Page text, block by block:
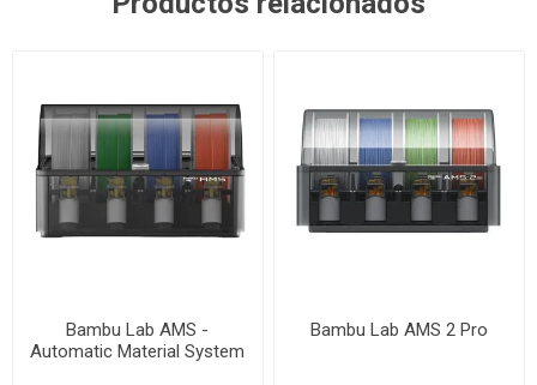
Bambu Lab AMS -
Automatic Material System
Bambu Lab AMS 2 Pro